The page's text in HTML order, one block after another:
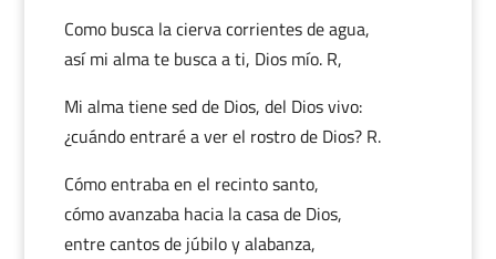
Como busca la cierva corrientes de agua,
así mi alma te busca a ti, Dios mío. R,
Mi alma tiene sed de Dios, del Dios vivo:
¿cuándo entraré a ver el rostro de Dios? R.
Cómo entraba en el recinto santo,
cómo avanzaba hacia la casa de Dios,
entre cantos de júbilo y alabanza,